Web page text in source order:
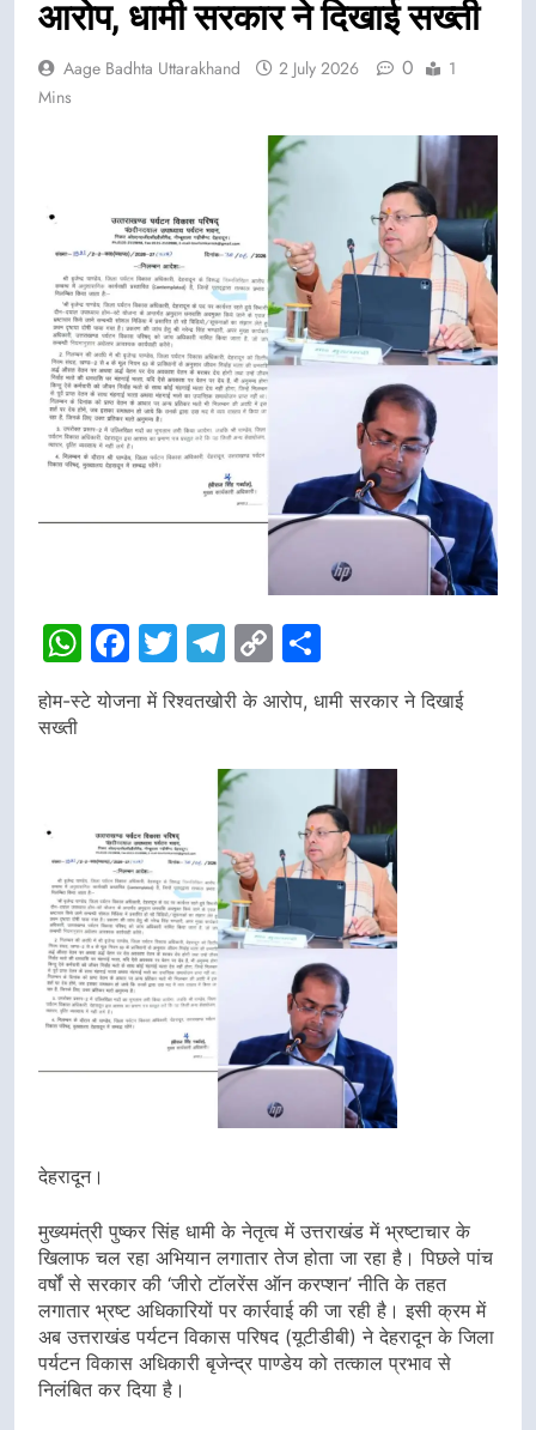
आरोप, धामी सरकार ने दिखाई सख्ती
Aage Badhta Uttarakhand 2 July 2026 0
1
Mins
WhatsApp
Facebook
Twitter
Telegram
Copy
Link
होम-स्टे योजना में रिश्वतखोरी के आरोप, धामी सरकार ने दिखाई
सख्ती
देहरादून।
मुख्यमंत्री पुष्कर सिंह धामी के नेतृत्व में उत्तराखंड में भ्रष्टाचार के
खिलाफ चल रहा अभियान लगातार तेज होता जा रहा है। पिछले पांच
वर्षों से सरकार की ‘जीरो टॉलरेंस ऑन करप्शन’ नीति के तहत
लगातार भ्रष्ट अधिकारियों पर कार्रवाई की जा रही है। इसी क्रम में
अब उत्तराखंड पर्यटन विकास परिषद (यूटीडीबी) ने देहरादून के जिला
पर्यटन विकास अधिकारी बृजेन्द्र पाण्डेय को तत्काल प्रभाव से
निलंबित कर दिया है।